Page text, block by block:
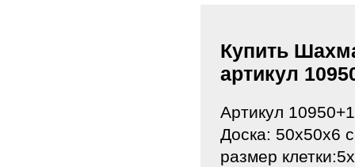
Купить
артикул
Артикул
Доска: 50х50х6
размер